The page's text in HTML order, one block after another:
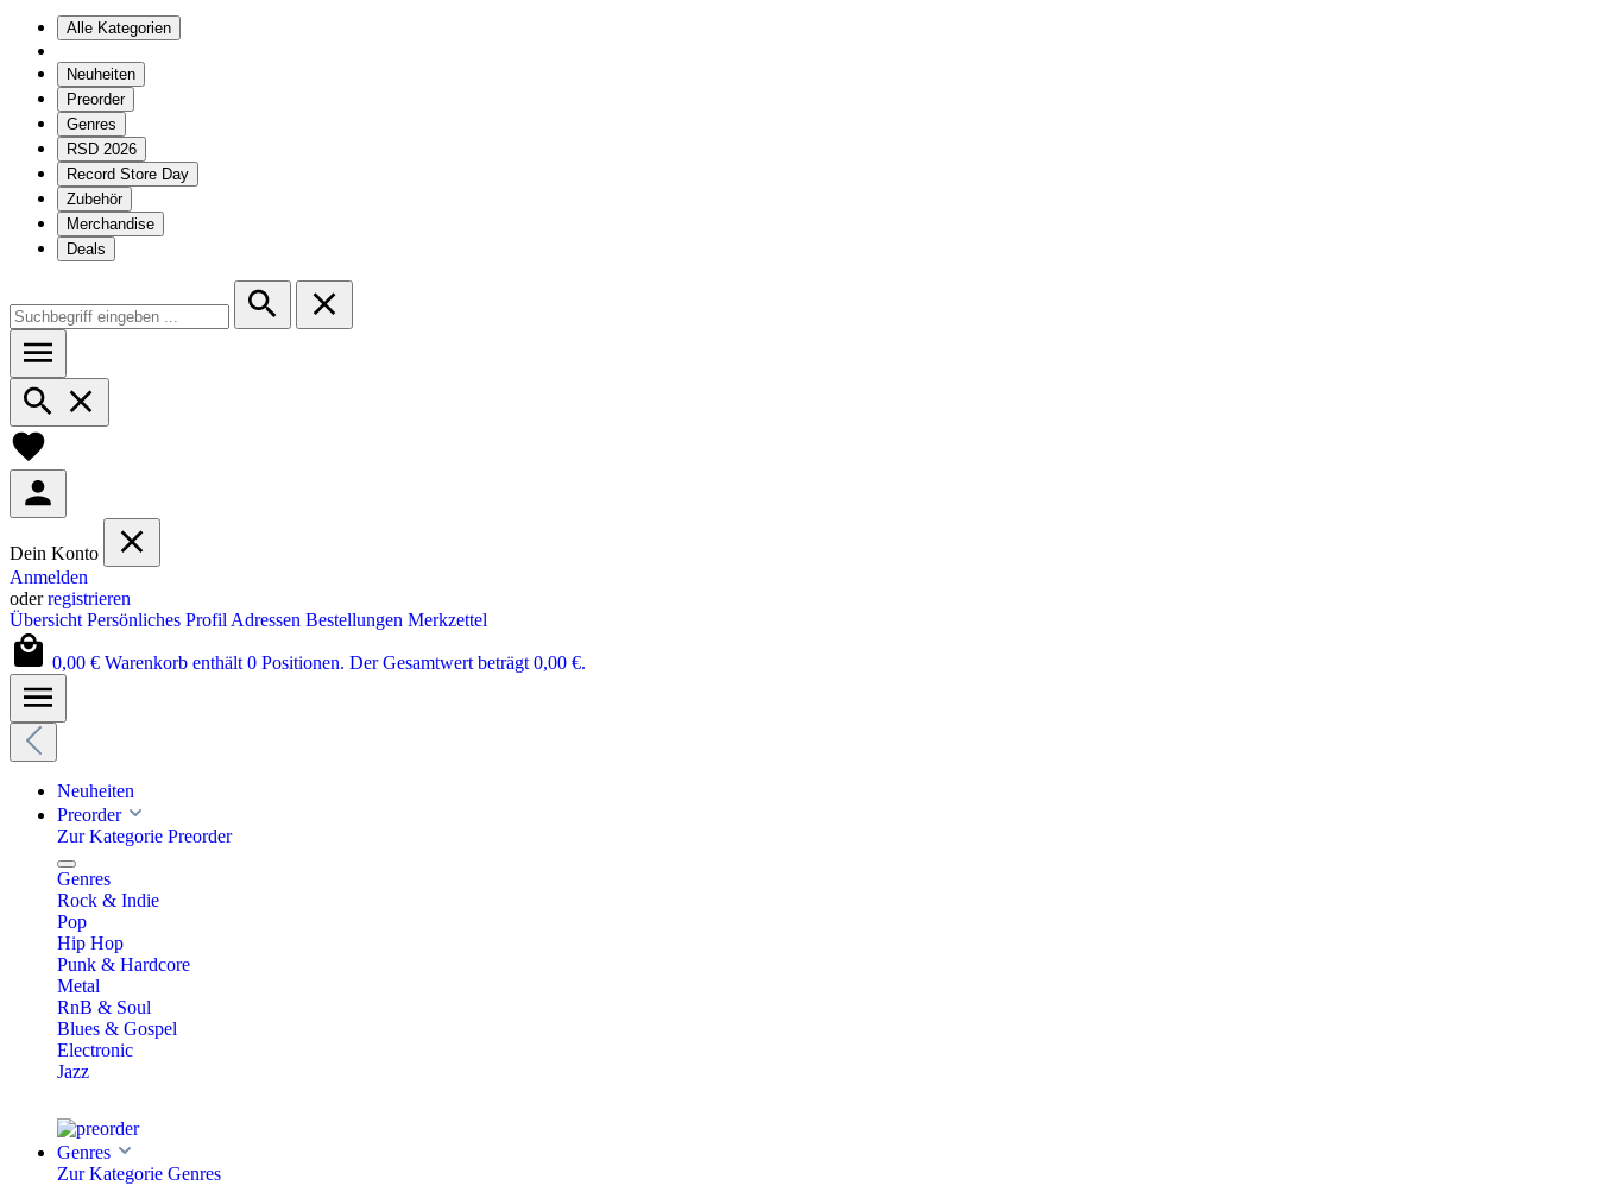
Alle Kategorien
Neuheiten
Preorder
Genres
RSD 2026
Record Store Day
Zubehör
Merchandise
Deals
Dein Konto
Anmelden
oderregistrieren
Übersicht Persönliches Profil Adressen Bestellungen Merkzettel
0,00 € Warenkorb enthält 0 Positionen. Der Gesamtwert beträgt 0,00 €.
Neuheiten
Preorder
Zur Kategorie Preorder
Genres
Rock & Indie
Pop
Hip Hop
Punk & Hardcore
Metal
RnB & Soul
Blues & Gospel
Electronic
Jazz
Genres
Zur Kategorie Genres